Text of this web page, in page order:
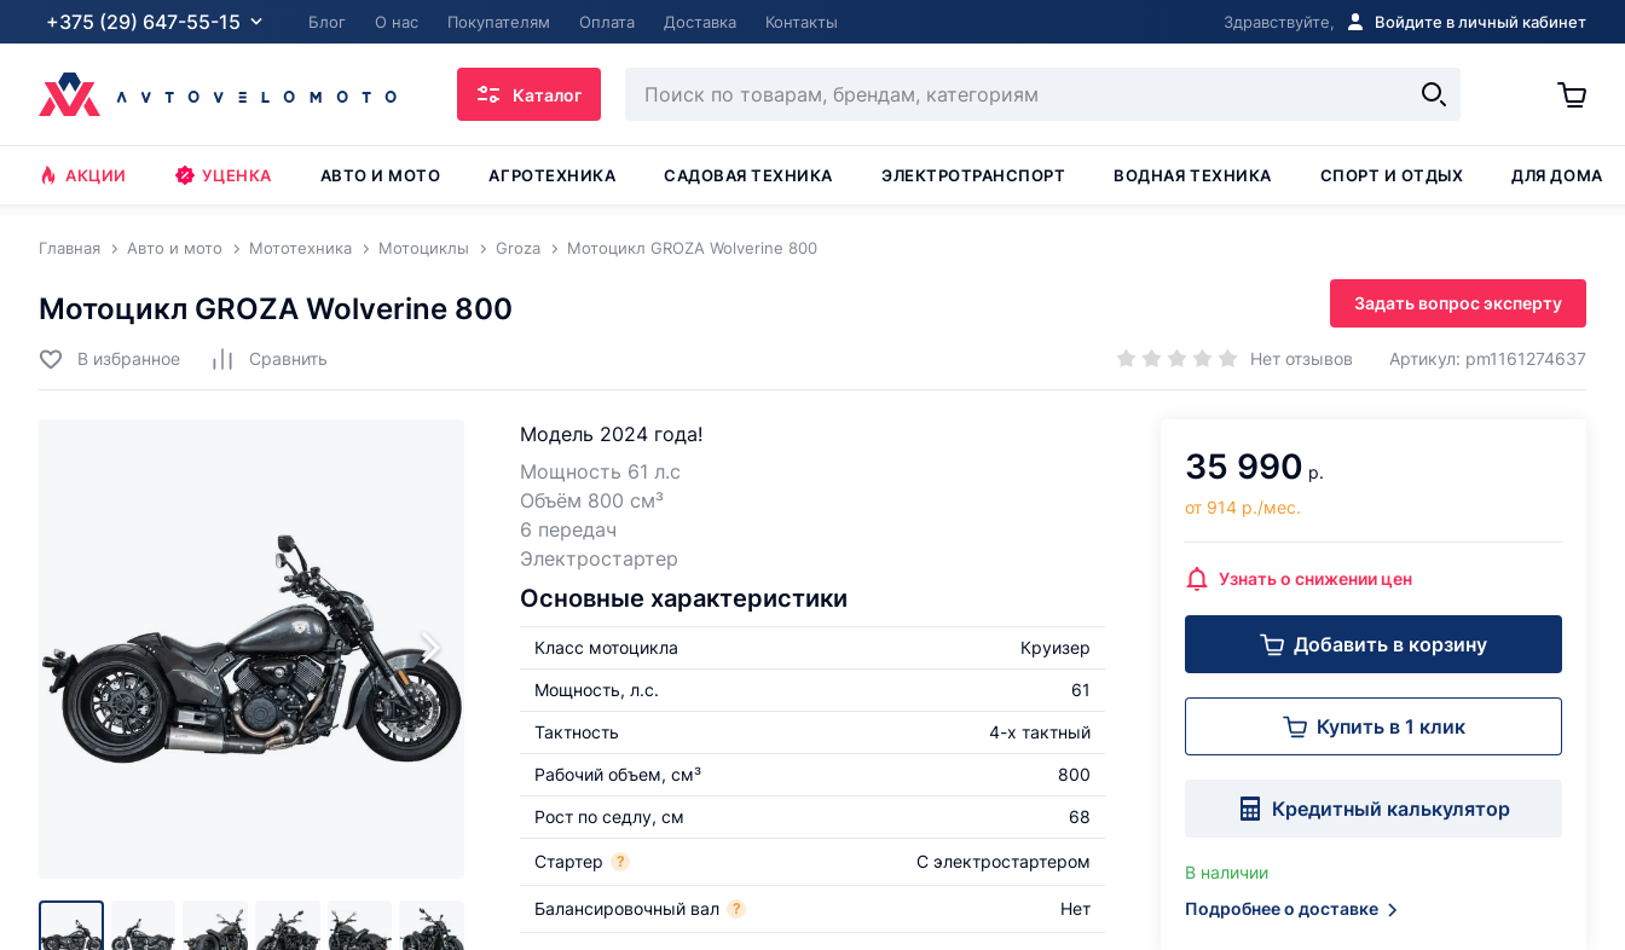
+375 (29) 647-55-15 Блог О нас Покупателям Оплата Доставка Контакты Здравствуйте, Войдите в личный кабинет
Каталог
АКЦИИ УЦЕНКА АВТО И МОТО АГРОТЕХНИКА САДОВАЯ ТЕХНИКА ЭЛЕКТРОТРАНСПОРТ ВОДНАЯ ТЕХНИКА СПОРТ И ОТДЫХ ДЛЯ ДОМА
Главная Авто и мото Мототехника Мотоциклы Groza Мотоцикл GROZA Wolverine 800
Мотоцикл GROZA Wolverine 800 Задать вопрос эксперту
В избранное Cравнить Нет отзывов Артикул: pm1161274637
Модель 2024 года!
Мощность 61 л.с
Объём 800 см³
6 передач
Электростартер
Основные характеристики
Класс мотоцикла Круизер
Мощность, л.с. 61
Тактность 4-х тактный
Рабочий объем, см³ 800
Рост по седлу, см 68
Стартер ? С электростартером
Балансировочный вал ? Нет
35 990 р.
от 914 р./мес.
Узнать о снижении цен
Добавить в корзину
Купить в 1 клик
Кредитный калькулятор
В наличии
Подробнее о доставке